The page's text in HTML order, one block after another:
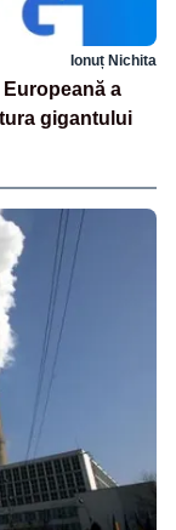
Ionuț Nichita
a
gigantului